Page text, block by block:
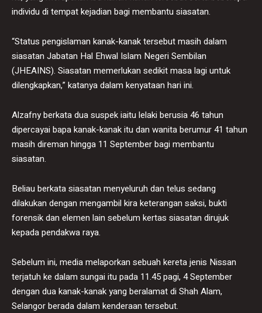
individu di tempat kejadian bagi membantu siasatan.
“Status pengislaman kanak-kanak tersebut masih dalam
siasatan Jabatan Hal Ehwal Islam Negeri Sembilan
(JHEAINS). Siasatan memerlukan sedikit masa lagi untuk
dilengkapkan,” katanya dalam kenyataan hari ini.
Alzafny berkata dua suspek iaitu lelaki berusia 46 tahun
dipercayai bapa kanak-kanak itu dan wanita berumur 41 tahun
masih direman hingga 11 September bagi membantu
siasatan.
Beliau berkata siasatan menyeluruh dan telus sedang
dilakukan dengan mengambil kira keterangan saksi, bukti
forensik dan elemen lain sebelum kertas siasatan dirujuk
kepada pendakwa raya.
Sebelum ini, media melaporkan sebuah kereta jenis Nissan
terjatuh ke dalam sungai itu pada 11.45 pagi, 4 September
dengan dua kanak-kanak yang beralamat di Shah Alam,
Selangor berada dalam kenderaan tersebut.